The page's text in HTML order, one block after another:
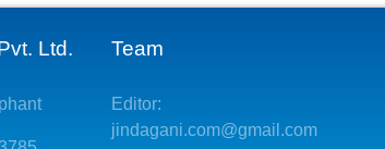
Ltd. Team
Editor:
jindagani.com@gmail.com